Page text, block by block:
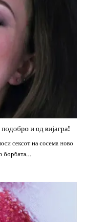
и од вијагра!
сексот на сосема ново
борбата…